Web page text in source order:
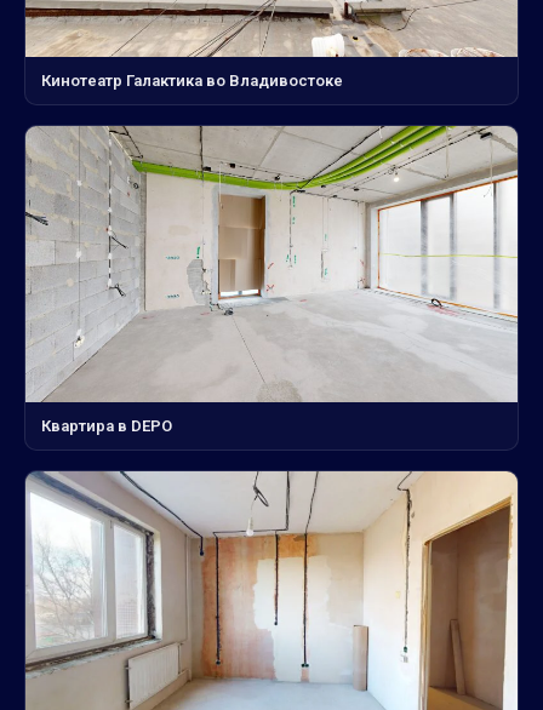
Кинотеатр Галактика во Владивостоке
Квартира в DEPO